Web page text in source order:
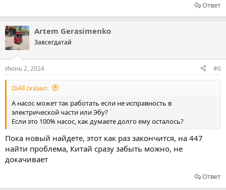
Ответ
Artem Gerasimenko
Завсегдатай
Июнь 2, 2024 #6
DiAll сказал:
А насос может так работать если не исправность в
электрической части или Эбу?
Если это 100% насос, как думаете долго ему осталось?
Пока новый найдете, этот как раз закончится, на 447
найти проблема, Китай сразу забыть можно, не
докачивает
Ответ